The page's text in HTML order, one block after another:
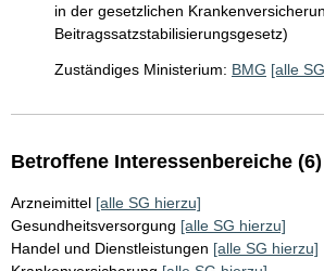
in der gesetzlichen
Beitragssatzstabilisierungsgesetz)
Zuständiges Ministerium: BMG [alle
Betroffene Interessenbereiche (6)
Arzneimittel [alle SG hierzu]
Gesundheitsversorgung [alle SG hierzu]
Handel und Dienstleistungen [alle SG hierzu]